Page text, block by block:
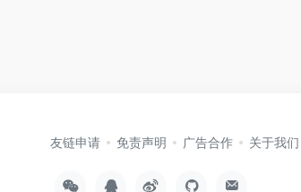
友链申请 免责声明 广告合作 关于我们